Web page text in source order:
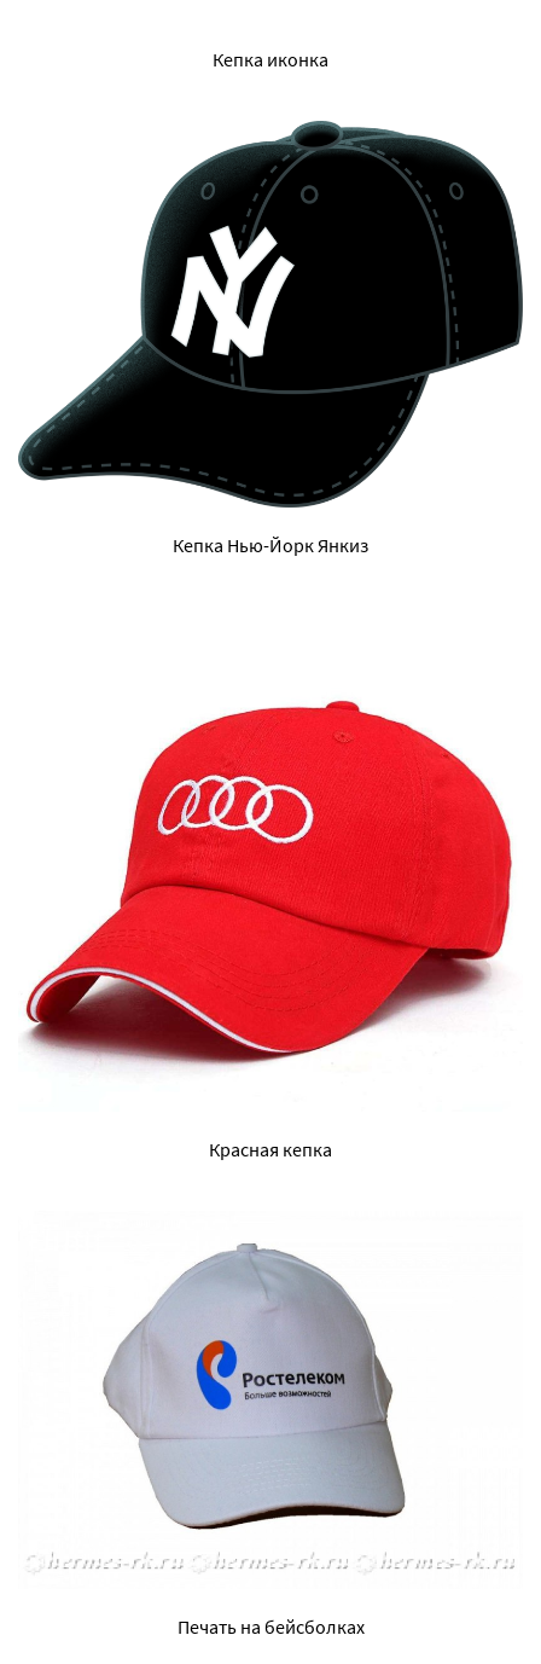
Кепка иконка
Кепка Нью-Йорк Янкиз
Красная кепка
Печать на бейсболках